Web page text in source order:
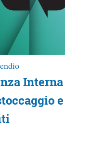
Interna
e